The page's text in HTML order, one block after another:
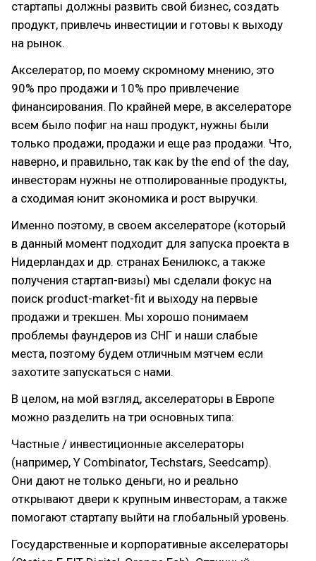
стартапы должны развить свой бизнес, создать
продукт, привлечь инвестиции и готовы к выходу
на рынок.
Акселератор, по моему скромному мнению, это
90% про продажи и 10% про привлечение
финансирования. По крайней мере, в акселераторе
всем было пофиг на наш продукт, нужны были
только продажи, продажи и еще раз продажи. Что,
наверно, и правильно, так как by the end of the day,
инвесторам нужны не отполированные продукты,
а сходимая юнит экономика и рост выручки.
Именно поэтому, в своем акселераторе (который
в данный момент подходит для запуска проекта в
Нидерландах и др. странах Бенилюкс, а также
получения стартап-визы) мы сделали фокус на
поиск product-market-fit и выходу на первые
продажи и трекшен. Мы хорошо понимаем
проблемы фаундеров из СНГ и наши слабые
места, поэтому будем отличным мэтчем если
захотите запускаться с нами.
В целом, на мой взгляд, акселераторы в Европе
можно разделить на три основных типа:
Частные / инвестиционные акселераторы
(например, Y Combinator, Techstars, Seedcamp).
Они дают не только деньги, но и реально
открывают двери к крупным инвесторам, а также
помогают стартапу выйти на глобальный уровень.
Государственные и корпоративные акселераторы